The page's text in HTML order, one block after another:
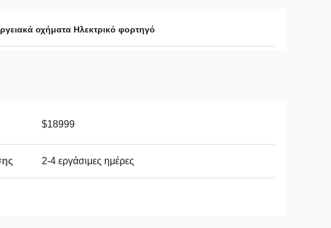
οχήματα Ηλεκτρικό φορτηγό
$18999
2-4 εργάσιμες ημέρες